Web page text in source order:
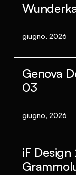
giugno, 2026
Genova
03
giugno, 2026
iF